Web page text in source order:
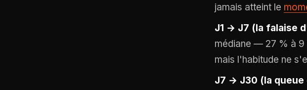
jamais atteint le
J1 → J7 (la falaise
médiane — 27 % à 9
mais l'habitude ne
J7 → J30 (la